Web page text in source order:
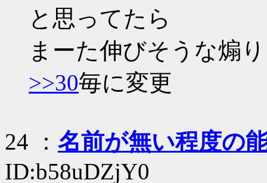
と思ってたら
まーた伸びそうな煽
>>30毎に変更
24 ： 名前が無い程度の
ID:b58uDZjY0